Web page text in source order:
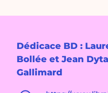
Dédicace BD :
Bollée et Jean
Gallimard